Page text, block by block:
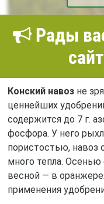
Рады
Конский навозне
ценнейших
содержится до 7 г.
фосфора. У него
пористостью, навоз
много тепла.
весной — в
применения